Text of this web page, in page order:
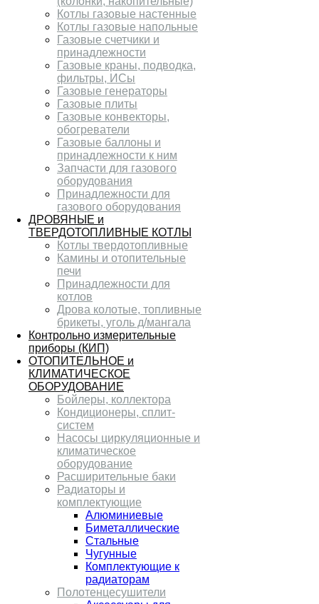
Котлы газовые настенные
Котлы газовые напольные
Газовые счетчики и
принадлежности
Газовые краны, подводка,
фильтры, ИСы
Газовые генераторы
Газовые плиты
Газовые конвекторы,
обогреватели
Газовые баллоны и
принадлежности к ним
Запчасти для газового
оборудования
Принадлежности для
газового оборудования
ДРОВЯНЫЕ и
ТВЕРДОТОПЛИВНЫЕ КОТЛЫ
Котлы твердотопливные
Камины и отопительные
печи
Принадлежности для
котлов
Дрова колотые, топливные
брикеты, уголь д/мангала
Контрольно измерительные
приборы (КИП)
ОТОПИТЕЛЬНОЕ и
КЛИМАТИЧЕСКОЕ
ОБОРУДОВАНИЕ
Бойлеры, коллектора
Кондиционеры, сплит-
систем
Насосы циркуляционные и
климатическое
оборудование
Расширительные баки
Радиаторы и
комплектующие
Алюминиевые
Биметаллические
Стальные
Чугунные
Комплектующие к
радиаторам
Полотенцесушители